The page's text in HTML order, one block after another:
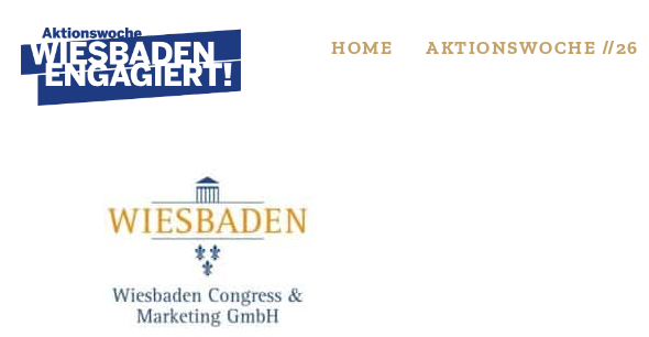
to
content
HOME AKTIONS­WOCHE //26